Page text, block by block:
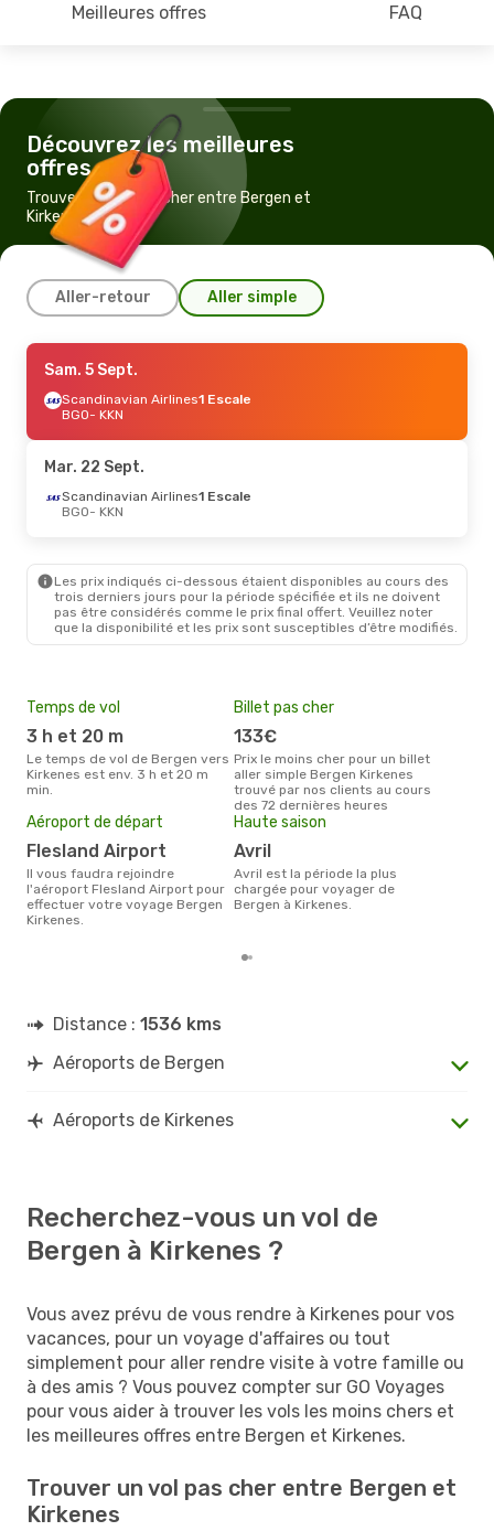
Meilleures offres FAQ
Découvrez les meilleures
offres
Trouvez un vol pas cher entre Bergen et
Kirkenes
Aller-retour Aller simple
Dim. 13 Sept.
Scandinavian Airlines1 Escale
BGO- KKN
KKN- BGO
Sam. 5 Sept.
Scandinavian Airlines1 Escale
BGO- KKN
Mar. 22 Sept.
Scandinavian Airlines1 Escale
BGO- KKN
Les prix indiqués ci-dessous étaient disponibles au cours des
trois derniers jours pour la période spécifiée et ils ne doivent
pas être considérés comme le prix final offert. Veuillez noter
que la disponibilité et les prix sont susceptibles d’être modifiés.
Temps de vol
3 h et 20 m
Le temps de vol de Bergen vers
Kirkenes est env. 3 h et 20 m
min.
Billet pas cher
133€
Prix le moins cher pour un billet
aller simple Bergen Kirkenes
trouvé par nos clients au cours
des 72 dernières heures
Aéroport de départ
Flesland Airport
Il vous faudra rejoindre
l'aéroport Flesland Airport pour
effectuer votre voyage Bergen
Kirkenes.
Haute saison
avril
avril est la période la plus
chargée pour voyager de
Bergen à Kirkenes.
Distance : 1536 kms
Aéroports de Bergen
Aéroports de Kirkenes
Recherchez-vous un vol de
Bergen à Kirkenes ?
Vous avez prévu de vous rendre à Kirkenes pour vos
vacances, pour un voyage d'affaires ou tout
simplement pour aller rendre visite à votre famille ou
à des amis ? Vous pouvez compter sur GO Voyages
pour vous aider à trouver les vols les moins chers et
les meilleures offres entre Bergen et Kirkenes.
Trouver un vol pas cher entre Bergen et
Kirkenes